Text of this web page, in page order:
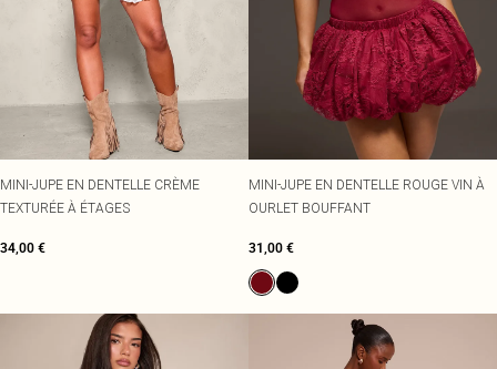
MINI-JUPE EN DENTELLE CRÈME
TEXTURÉE À ÉTAGES
34,00 €
MINI-JUPE EN DENTELLE ROUGE VIN À
OURLET BOUFFANT
31,00 €